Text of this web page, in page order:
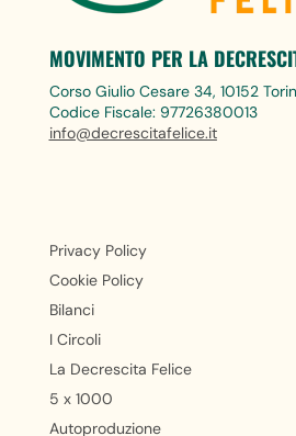
MOVIMENTO PER LA
Corso Giulio Cesare 34, 10152
Codice Fiscale: 97726380013
info@decrescitafelice.it
Privacy Policy
Cookie Policy
Bilanci
I Circoli
La Decrescita Felice
5 x 1000
Autoproduzione